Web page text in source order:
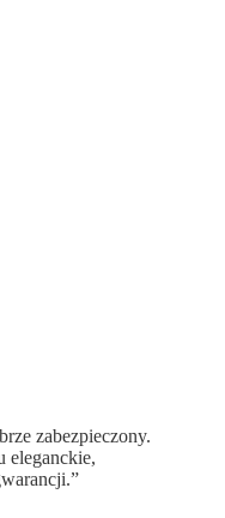
zabezpieczony.
eleganckie,